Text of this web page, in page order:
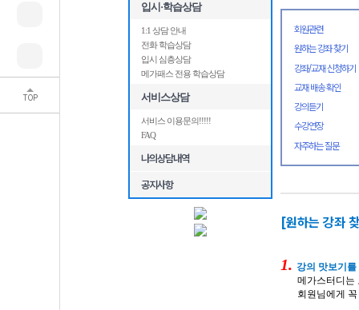
TOP
입시·학습상담
1:1 상담 안내
전화 학습상담
입시 심층상담
메가패스 전용 학습상담
서비스상담
서비스 이용문의!!!!!
FAQ
나의상담내역
공지사항
회원관련
원하는 강좌 찾기
강좌/교재 신청하기
교재 배송 확인
강의듣기
수강연장
자주하는 질문
[원하는 강좌
1. 강의 맛보기를
메가스터디는
회원님에게 꼭